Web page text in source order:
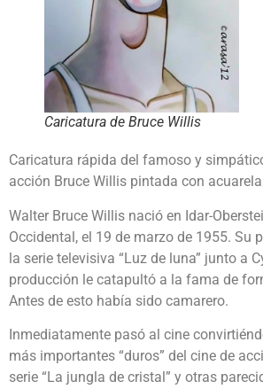
Caricatura de Bruce Willis
Caricatura rápida del famoso y
acción Bruce Willis pintada con
Walter Bruce Willis nació en Idar-
Occidental, el 19 de marzo de 1955. Su
la serie televisiva “Luz de luna” junto a
producción le catapultó a la fama de
Antes de esto había sido camarero.
Inmediatamente pasó al cine
más importantes “duros” del cine de
serie “La jungla de cristal” y otras